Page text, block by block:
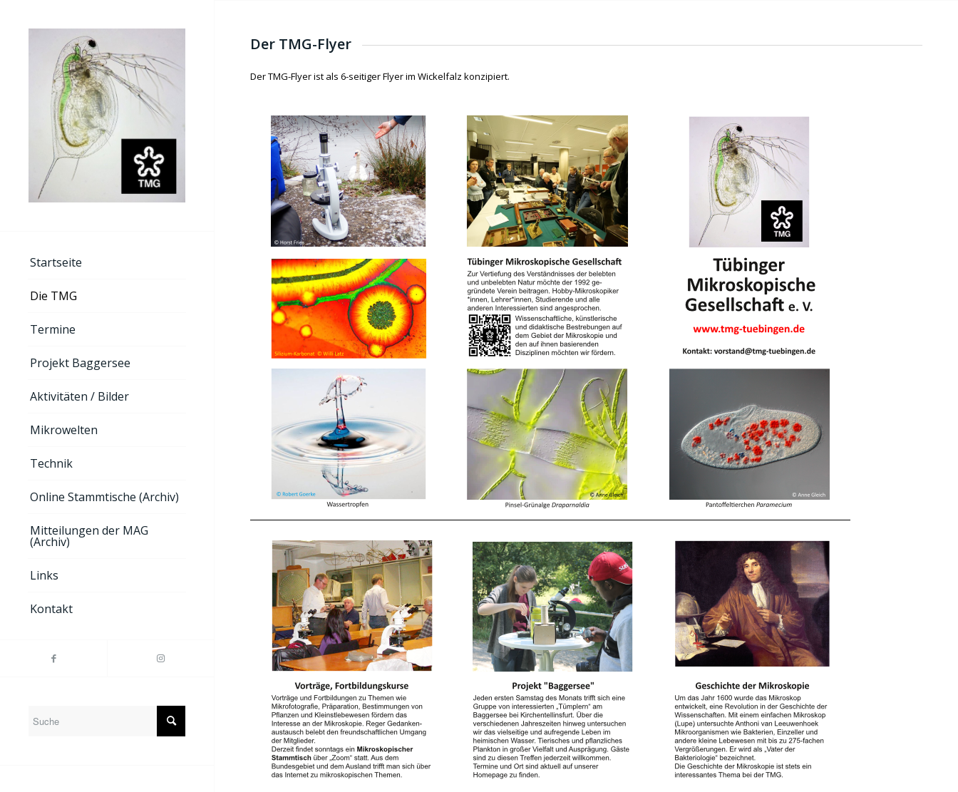
Startseite
Die TMG
Termine
Projekt Baggersee
Aktivitäten / Bilder
Mikrowelten
Technik
Online Stammtische (Archiv)
Mitteilungen der MAG
(Archiv)
Links
Kontakt
Der TMG-Flyer
Der TMG-Flyer ist als 6-seitiger Flyer im Wickelfalz konzipiert.